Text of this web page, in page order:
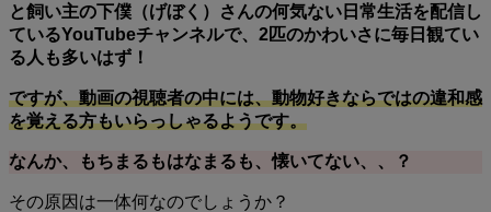
と飼い主の下僕（げぼく）さんの何気ない日常生活を配信し
ているYouTubeチャンネルで、2匹のかわいさに毎日観てい
る人も多いはず！
ですが、動画の視聴者の中には、動物好きならではの違和感
を覚える方もいらっしゃるようです。
なんか、もちまるもはなまるも、懐いてない、、？
その原因は一体何なのでしょうか？